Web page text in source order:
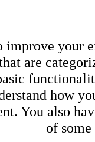
improve your
are
how
You also
of